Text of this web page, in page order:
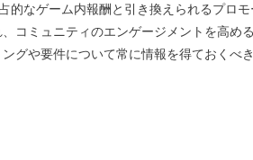
なゲーム内報酬と引き換えられるプロ
コミュニティのエンゲージメントを高め
グや要件について常に情報を得ておくべき